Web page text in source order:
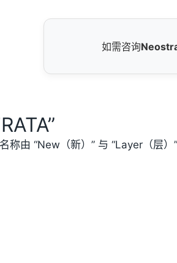
如需咨询
称由 “New（新）” 与 “Layer（层